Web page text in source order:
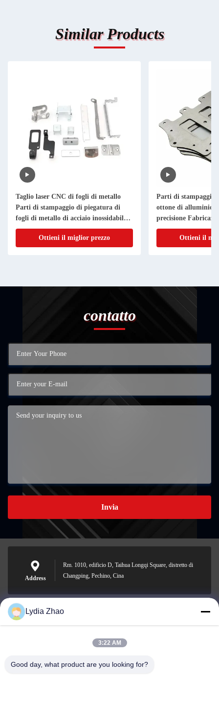
Similar Products
Taglio laser CNC di fogli di metallo
Parti di stampaggio di piegatura di
fogli di metallo di acciaio inossidabile
di alluminio
Ottieni il miglior prezzo
Parti di stampaggio
ottone di alluminio
precisione
metallo su misura
Ottieni il
contatto
Invia
Address
Rm. 1010, edificio D, Taihua Longqi Square, distretto di
Changping, Pechino, Cina
jesingd@vip.sina.com
Lydia Zhao
3:22 AM
Good day, what product are you looking for?